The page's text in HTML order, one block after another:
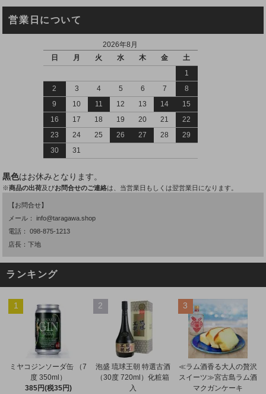
営業日について
2026年8月
日
月 火 水 木 金
土
1
2
3 4 5 6 7
8
9
10 11 12 13 14
15
16
17 18 19 20 21
22
23
24 25 26 27 28
29
30
31
黒色はお休みとなります。
※商品の出荷及びお問合せのご連絡は、当営業日もしくは翌営業日になります。
【お問合せ】
メール：info@taragawa.shop
電話：098-875-1213
店長：下地
ランキング
1
ミヤコジンソーダ缶 （7
度 350ml）
385円(税35円)
2
泡盛 琉球王朝 特選古酒
（30度 720ml）化粧箱
入
3
≪ラム酒香る大人の贅沢
スイーツ≫宮古島ラム酒
マクガンケーキ